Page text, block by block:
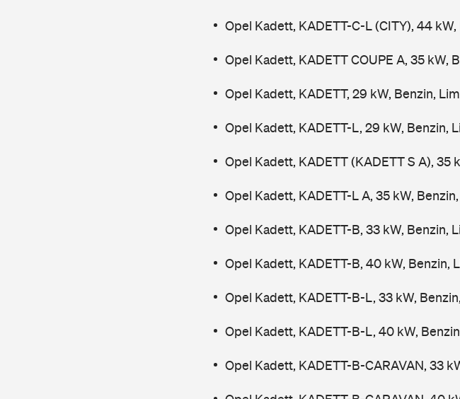
Opel Kadett, KADETT-C-L (CITY), 44
Opel Kadett, KADETT COUPE A, 35 kW,
Opel Kadett, KADETT, 29 kW, Benzin,
Opel Kadett, KADETT-L, 29 kW, Benzin,
Opel Kadett, KADETT (KADETT S A), 35
Opel Kadett, KADETT-L A, 35 kW,
Opel Kadett, KADETT-B, 33 kW, Benzin,
Opel Kadett, KADETT-B, 40 kW, Benzin,
Opel Kadett, KADETT-B-L, 33 kW,
Opel Kadett, KADETT-B-L, 40 kW,
Opel Kadett, KADETT-B-CARAVAN, 33